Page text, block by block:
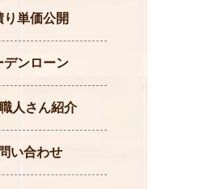
り単価公開
デンローン
人さん紹介
い合わせ